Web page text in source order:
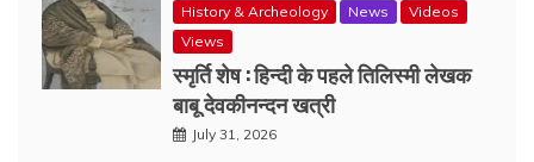
History & Archeology
News
Videos
Views
स्मृर्ति शेष : हिन्दी के पहले तिलिस्मी लेखक
बाबू देवकीनन्दन खत्री
July 31, 2026